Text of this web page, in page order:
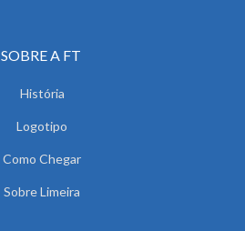
SOBRE A FT
História
Logotipo
Como Chegar
Sobre Limeira